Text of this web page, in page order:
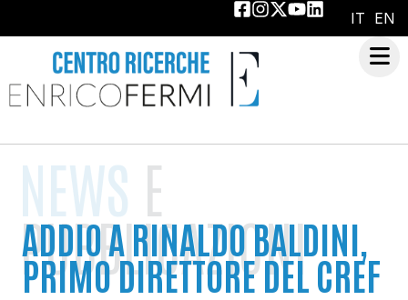
IT EN
NEWS E
PUBBLICAZIONI
ADDIO A RINALDO BALDINI,
PRIMO DIRETTORE DEL CREF